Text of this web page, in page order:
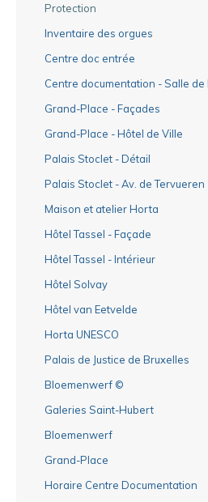
Protection
Inventaire des orgues
Centre doc entrée
Centre documentation - Salle de
Grand-Place - Façades
Grand-Place - Hôtel de Ville
Palais Stoclet - Détail
Palais Stoclet - Av. de Tervueren
Maison et atelier Horta
Hôtel Tassel - Façade
Hôtel Tassel - Intérieur
Hôtel Solvay
Hôtel van Eetvelde
Horta UNESCO
Palais de Justice de Bruxelles
Bloemenwerf ©
Galeries Saint-Hubert
Bloemenwerf
Grand-Place
Horaire Centre Documentation